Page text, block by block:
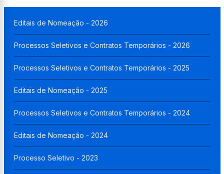
Editais de Nomeação - 2026
Processos Seletivos e Contratos Temporários - 2026
Processos Seletivos e Contratos Temporários - 2025
Editais de Nomeação - 2025
Processos Seletivos e Contratos Temporários - 2024
Editais de Nomeação - 2024
Processo Seletivo - 2023